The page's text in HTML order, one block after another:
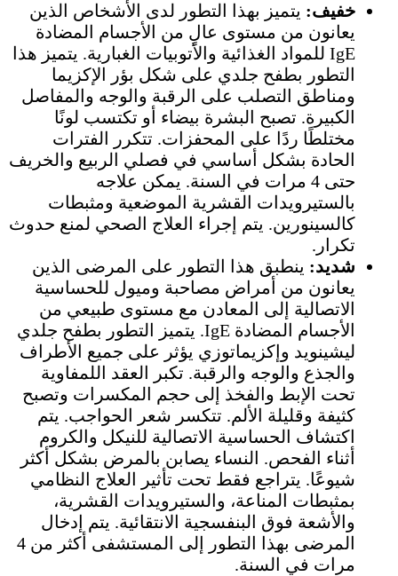
خفيف: يتميز بهذا التطور لدى الأشخاص الذين
يعانون من مستوى عالٍ من الأجسام المضادة
IgE للمواد الغذائية والأتوبيات الغبارية. يتميز هذا
التطور بطفح جلدي على شكل بؤر الإكزيما
ومناطق التصلب على الرقبة والوجه والمفاصل
الكبيرة. تصبح البشرة بيضاء أو تكتسب لونًا
مختلطًا ردًا على المحفزات. تتكرر الفترات
الحادة بشكل أساسي في فصلي الربيع والخريف
حتى 4 مرات في السنة. يمكن علاجه
بالستيرويدات القشرية الموضعية ومثبطات
كالسينورين. يتم إجراء العلاج الصحي لمنع حدوث
تكرار.
شديد: ينطبق هذا التطور على المرضى الذين
يعانون من أمراض مصاحبة وميول للحساسية
الاتصالية إلى المعادن مع مستوى طبيعي من
الأجسام المضادة IgE. يتميز التطور بطفح جلدي
ليشينويد وإكزيماتوزي يؤثر على جميع الأطراف
والجذع والوجه والرقبة. تكبر العقد اللمفاوية
تحت الإبط والفخذ إلى حجم المكسرات وتصبح
كثيفة وقليلة الألم. تتكسر شعر الحواجب. يتم
اكتشاف الحساسية الاتصالية للنيكل والكروم
أثناء الفحص. النساء يصابن بالمرض بشكل أكثر
شيوعًا. يتراجع فقط تحت تأثير العلاج النظامي
بمثبطات المناعة، والستيرويدات القشرية،
والأشعة فوق البنفسجية الانتقائية. يتم إدخال
المرضى بهذا التطور إلى المستشفى أكثر من 4
مرات في السنة.